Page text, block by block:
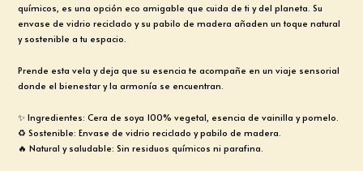
químicos, es una opción eco amigable que cuida de ti y del planeta. Su
envase de vidrio reciclado y su pabilo de madera añaden un toque natural
y sostenible a tu espacio.
Prende esta vela y deja que su esencia te acompañe en un viaje sensorial
donde el bienestar y la armonía se encuentran.
✨ Ingredientes: Cera de soya 100% vegetal, esencia de vainilla y pomelo.
♻️ Sostenible: Envase de vidrio reciclado y pabilo de madera.
🔥 Natural y saludable: Sin residuos químicos ni parafina.